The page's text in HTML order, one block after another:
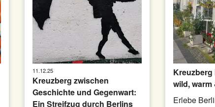
11.12.25
Kreuzberg zwischen
Geschichte und Gegenwart:
Ein Streifzug durch Berlins
Kreuzberg
wild,
Erlebe